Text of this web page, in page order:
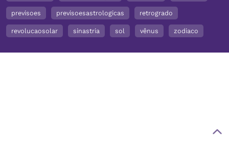
previsoes previsoesastrologicas retrogrado
revolucaosolar sinastria sol vênus zodiaco